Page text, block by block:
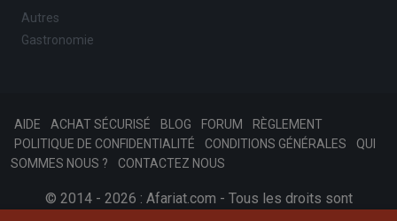
Autres
Gastronomie
AIDE ACHAT SÉCURISÉ BLOG FORUM
RÈGLEMENT
POLITIQUE DE CONFIDENTIALITÉ
CONDITIONS GÉNÉRALES
QUI
SOMMES NOUS ?
CONTACTEZ NOUS
© 2014 - 2026 : Afariat.com - Tous les droits sont